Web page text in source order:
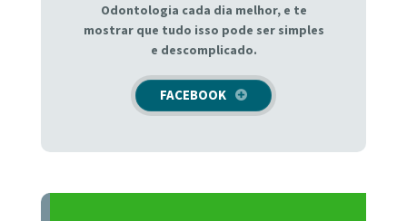
Odontologia cada dia melhor, e te
mostrar que tudo isso pode ser simples
e descomplicado.
FACEBOOK